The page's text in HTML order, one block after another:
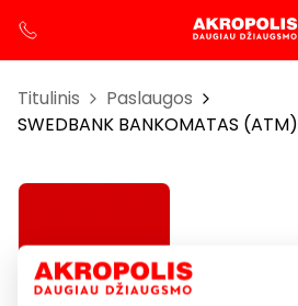
Titulinis
Paslaugos
SWEDBANK BANKOMATAS (ATM)